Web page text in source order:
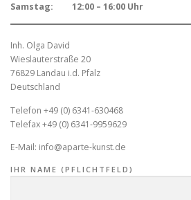
Samstag: 12:00 – 16:00 Uhr
Inh. Olga David
Wieslauterstraße 20
76829 Landau i.d. Pfalz
Deutschland
Telefon +49 (0) 6341-630468
Telefax +49 (0) 6341-9959629
E-Mail: info@aparte-kunst.de
IHR NAME (PFLICHTFELD)